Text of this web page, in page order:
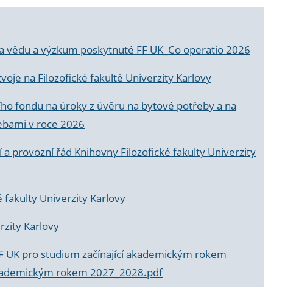
a výzkum poskytnuté FF UK_Co operatio 2026
na Filozofické fakultě Univerzity Karlovy
fondu na úroky z úvěru na bytové potřeby a na
v roce 2026
provozní řád Knihovny Filozofické fakulty Univerzity
fakulty Univerzity Karlovy
Karlovy
pro studium začínající akademickým rokem
rokem 2027_2028.pdf